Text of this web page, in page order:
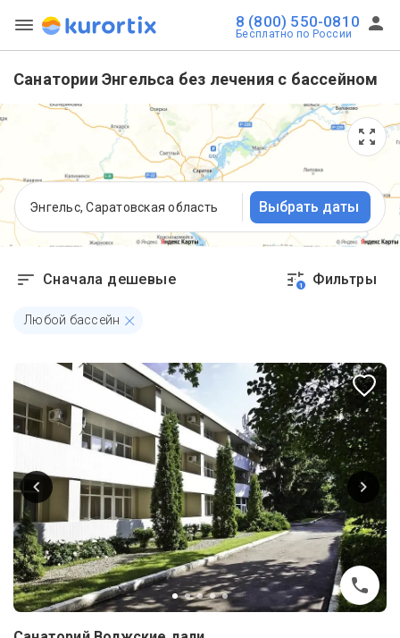
8 (800) 550-0810
Бесплатно по России
Санатории Энгельса без лечения с бассейном
Энгельс, Саратовская область Выбрать даты
Сначала дешевые 1 Фильтры
Любой бассейн